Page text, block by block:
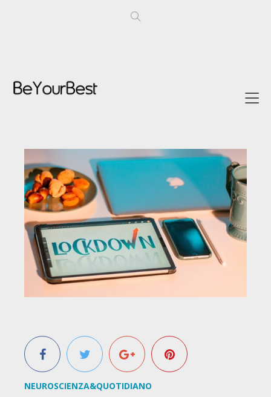
NEUROSCIENZA&QUOTIDIANO